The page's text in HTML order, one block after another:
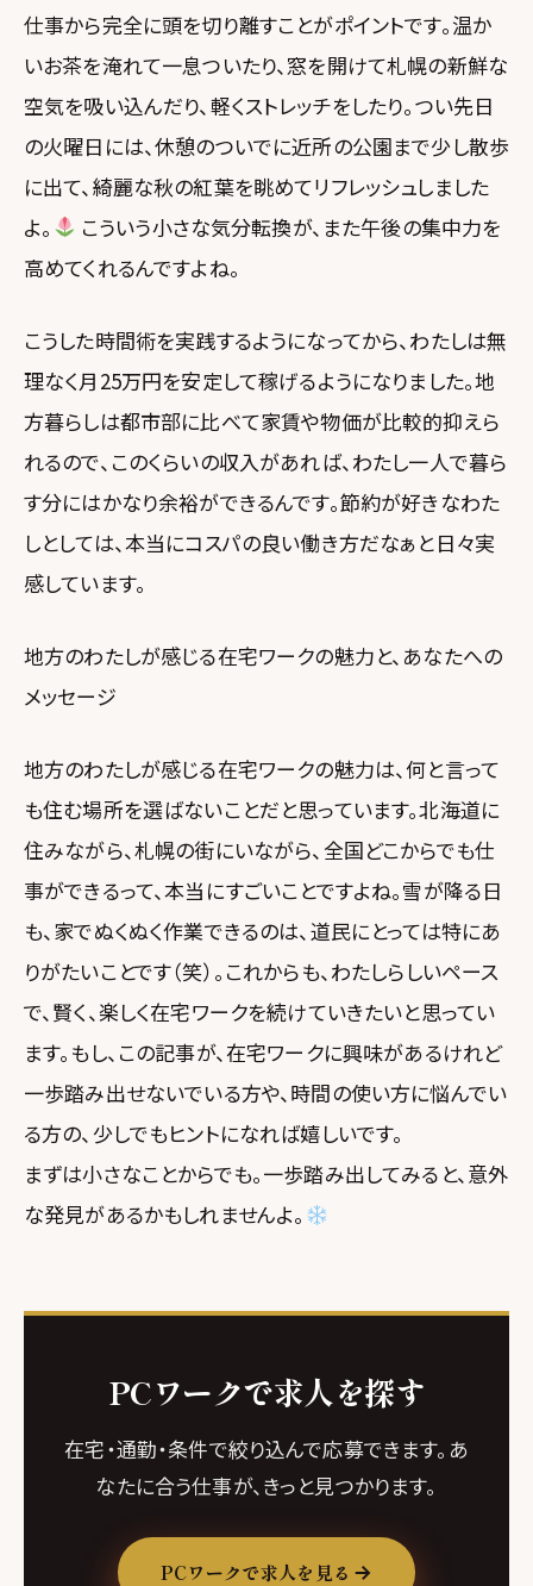
仕事から完全に頭を切り離すことがポイントです。温か
いお茶を淹れて一息ついたり、窓を開けて札幌の新鮮な
空気を吸い込んだり、軽くストレッチをしたり。つい先日
の火曜日には、休憩のついでに近所の公園まで少し散歩
に出て、綺麗な秋の紅葉を眺めてリフレッシュしました
よ。
こういう小さな気分転換が、また午後の集中力を
高めてくれるんですよね。
こうした時間術を実践するようになってから、わたしは無
理なく月25万円を安定して稼げるようになりました。地
方暮らしは都市部に比べて家賃や物価が比較的抑えら
れるので、このくらいの収入があれば、わたし一人で暮ら
す分にはかなり余裕ができるんです。節約が好きなわた
しとしては、本当にコスパの良い働き方だなぁと日々実
感しています。
地方のわたしが感じる在宅ワークの魅力と、あなたへの
メッセージ
地方のわたしが感じる在宅ワークの魅力は、何と言って
も住む場所を選ばないことだと思っています。北海道に
住みながら、札幌の街にいながら、全国どこからでも仕
事ができるって、本当にすごいことですよね。雪が降る日
も、家でぬくぬく作業できるのは、道民にとっては特にあ
りがたいことです（笑）。これからも、わたしらしいペース
で、賢く、楽しく在宅ワークを続けていきたいと思ってい
ます。もし、この記事が、在宅ワークに興味があるけれど
一歩踏み出せないでいる方や、時間の使い方に悩んでい
る方の、少しでもヒントになれば嬉しいです。
まずは小さなことからでも。一歩踏み出してみると、意外
な発見があるかもしれませんよ。
PCワークで求人を探す
在宅・通勤・条件で絞り込んで応募できます。あ
なたに合う仕事が、きっと見つかります。
PCワークで求人を見る